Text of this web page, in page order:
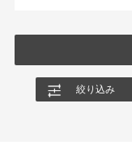
絞り込み